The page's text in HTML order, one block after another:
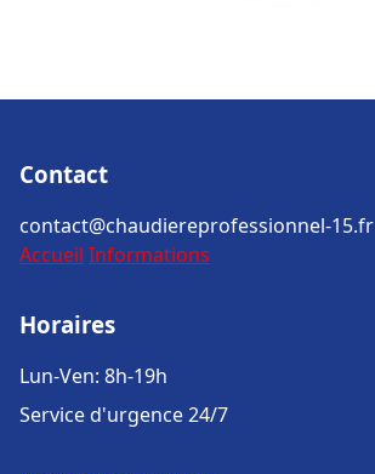
Contact
contact@chaudiereprofessionnel-15.fr
Accueil Informations
Horaires
Lun-Ven: 8h-19h
Service d'urgence 24/7